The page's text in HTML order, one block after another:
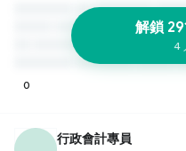
解鎖
4
0
行政會計專員